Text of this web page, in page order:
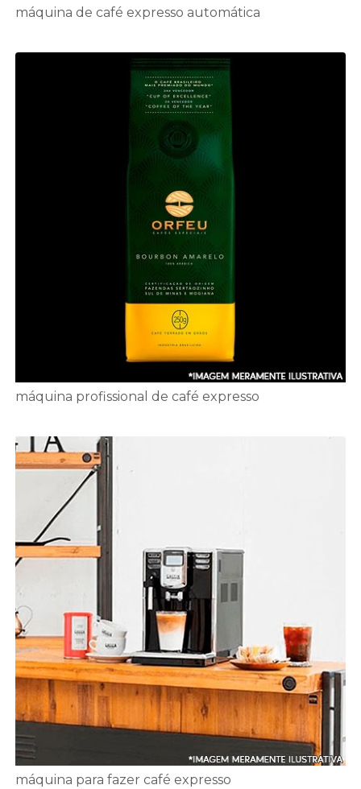
máquina de café expresso automática
máquina profissional de café expresso
máquina para fazer café expresso